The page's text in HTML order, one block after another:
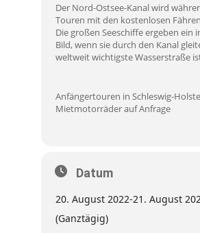
Der Nord-Ostsee-Kanal wird
Touren mit den kostenlosen
Die großen Seeschiffe ergeben ein
Bild, wenn sie durch den Kanal
weltweit wichtigste Wasserstraße
Anfängertouren in Schleswig-
Mietmotorräder auf Anfrage
Datum
20. August 2022-21. August
(Ganztägig)